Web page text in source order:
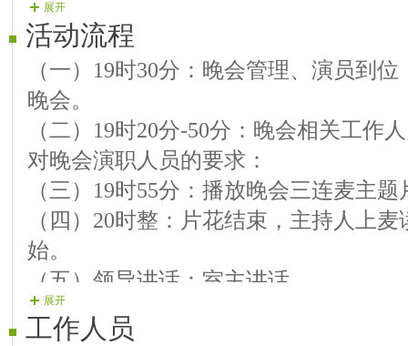
【07号演员】音节 笛子独奏 《春到湘
【08号演员】闪电 歌曲《感恩大地》
【09号演员】青青快乐 歌曲《感恩祖
【10号演员】乐乐 歌曲《卓玛》
第二篇章：感谢爱情
【11号演员】红尘 歌曲 《生日快乐情
【12号演员】温馨 歌曲 《感恩歌》
【13号演员】柳絮 口琴独奏《闹新春》
【14号演员】代表 歌曲 《最美的歌儿
【15号演员】红豆 歌曲 《在我心里没
【16号演员】情缘 歌曲 《想你想到心
展开
活动流程
（一）19时30分：晚会管理、演员到
晚会。
（二）19时20分-50分：晚会相关工作
对晚会演职人员的要求：
（三）19时55分：播放晚会三连麦主题
（四）20时整：片花结束，主持人上
始。
（五）领导讲话：室主讲话
（八）晚会结束：主持人上麦，读晚
麦。
展开
工作人员